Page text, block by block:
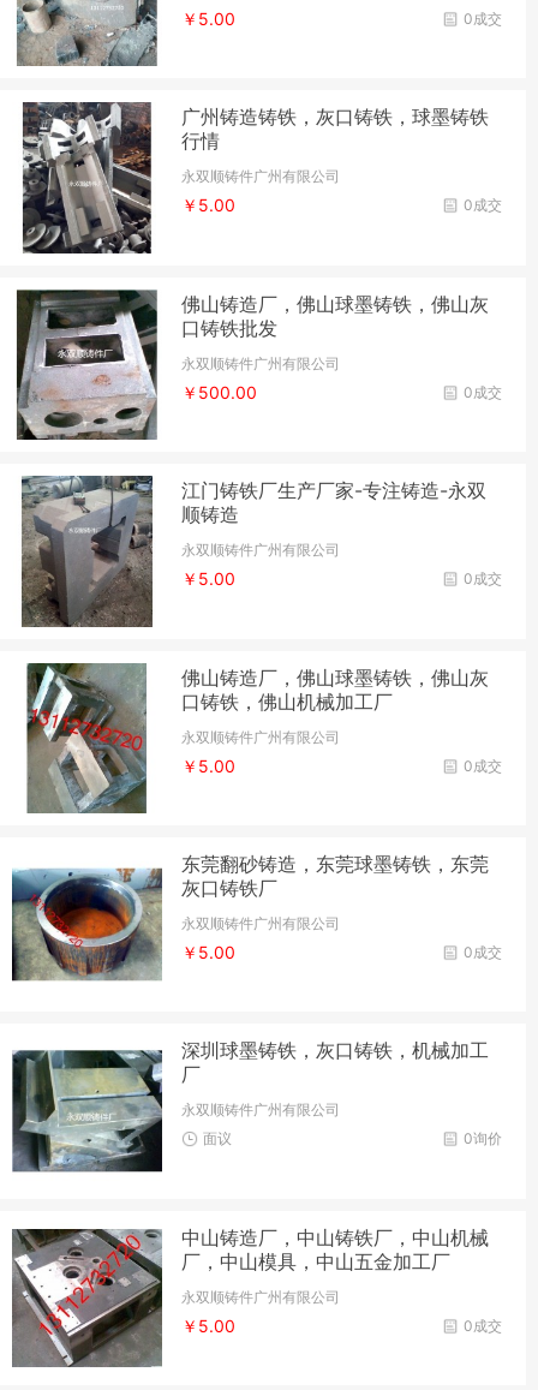
0成交
￥5.00
广州铸造铸铁，灰口铸铁，球墨铸铁
行情
永双顺铸件广州有限公司
0成交
￥5.00
佛山铸造厂，佛山球墨铸铁，佛山灰
口铸铁批发
永双顺铸件广州有限公司
0成交
￥500.00
江门铸铁厂生产厂家-专注铸造-永双
顺铸造
永双顺铸件广州有限公司
0成交
￥5.00
佛山铸造厂，佛山球墨铸铁，佛山灰
口铸铁，佛山机械加工厂
永双顺铸件广州有限公司
0成交
￥5.00
东莞翻砂铸造，东莞球墨铸铁，东莞
灰口铸铁厂
永双顺铸件广州有限公司
0成交
￥5.00
深圳球墨铸铁，灰口铸铁，机械加工
厂
永双顺铸件广州有限公司
0询价
面议
中山铸造厂，中山铸铁厂，中山机械
厂，中山模具，中山五金加工厂
永双顺铸件广州有限公司
0成交
￥5.00